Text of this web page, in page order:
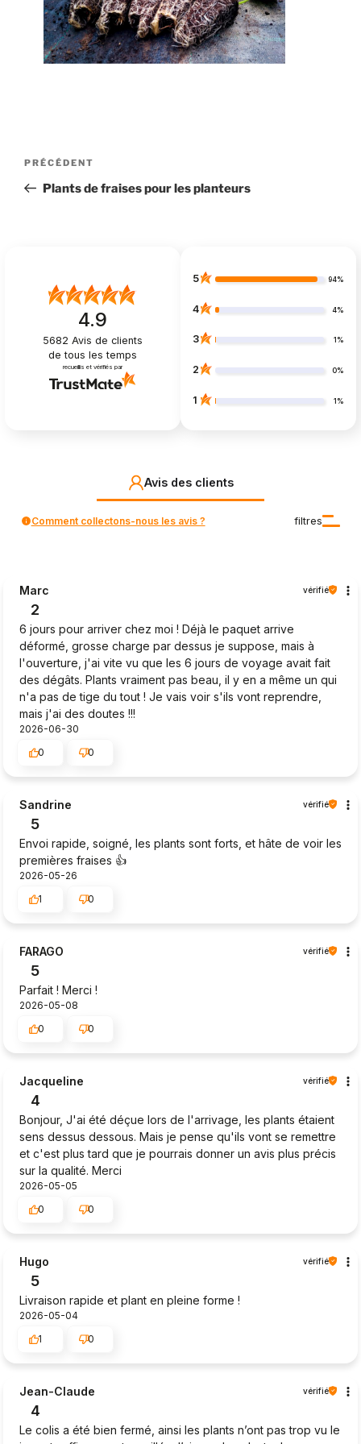
Navigation
l’article
Article
précédent
PRÉCÉDENT
Plants de fraises pour les planteurs
4.9
5682 Avis de clients
de tous les temps
recueillis et vérifiés par
5 94%
4 4%
3 1%
2 0%
1 1%
Avis des clients
filtres
Comment collectons-nous les avis ?
Marc vérifié
2
6 jours pour arriver chez moi ! Déjà le paquet arrive
déformé, grosse charge par dessus je suppose, mais à
l'ouverture, j'ai vite vu que les 6 jours de voyage avait fait
des dégâts. Plants vraiment pas beau, il y en a même un qui
n'a pas de tige du tout ! Je vais voir s'ils vont reprendre,
mais j'ai des doutes !!!
2026-06-30
0
0
Sandrine vérifié
5
Envoi rapide, soigné, les plants sont forts, et hâte de voir les
premières fraises 👍️
2026-05-26
1
0
FARAGO vérifié
5
Parfait ! Merci !
2026-05-08
0
0
Jacqueline vérifié
4
Bonjour, J'ai été déçue lors de l'arrivage, les plants étaient
sens dessus dessous. Mais je pense qu'ils vont se remettre
et c'est plus tard que je pourrais donner un avis plus précis
sur la qualité. Merci
2026-05-05
0
0
Hugo vérifié
5
Livraison rapide et plant en pleine forme !
2026-05-04
1
0
Jean-Claude vérifié
4
Le colis a été bien fermé, ainsi les plants n’ont pas trop vu le